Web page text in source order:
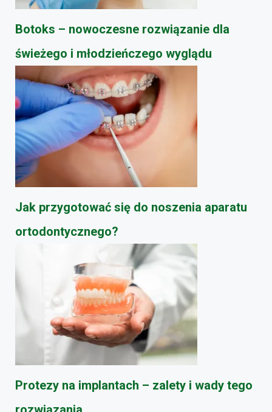
Botoks – nowoczesne rozwiązanie dla
świeżego i młodzieńczego wyglądu
Jak przygotować się do noszenia aparatu
ortodontycznego?
Protezy na implantach – zalety i wady tego